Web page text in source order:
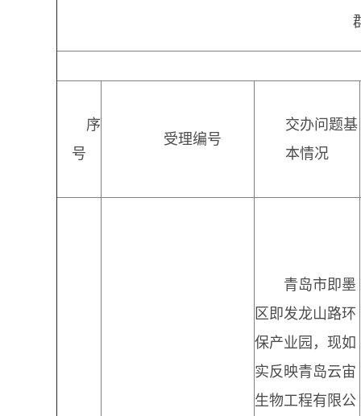
序
号
受理编号
交办问题基
本情况
青岛市即墨
区即发龙山路环
保产业园，现如
实反映青岛云宙
生物工程有限公